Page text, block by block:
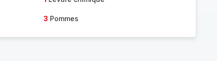
3 Pommes